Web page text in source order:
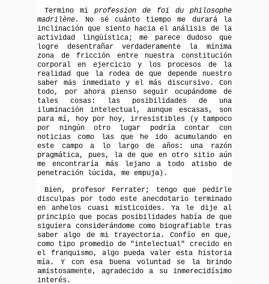
Termino miprofession de foi du philosophe
madrilène.
No sé cuánto tiempo me durará la
inclinación que siento hacia el análisis de la
actividad lingüística; me parece dudoso que
logre desentrañar verdaderamente la mínima
zona de fricción entre nuestra constitución
corporal en ejercicio y los procesos de la
realidad que la rodea de que depende nuestro
saber más inmediato y el más discursivo. Con
todo, por ahora pienso seguir ocupándome de
tales cosas: las posibilidades de una
iluminación intelectual, aunque escasas, son
para mí, hoy por hoy, irresistibles (y tampoco
por ningún otro lugar podría contar con
noticias como las que he ido acumulando en
este campo a lo largo de años: una razón
pragmática, pues, la de que en otro sitio aún
me encontraría más lejano a todo atisbo de
penetración lúcida, me empuja).
Bien, profesor Ferrater; tengo que pedirle
disculpas por todo este anecdotario terminado
en anhelos cuasi misticoides. Ya le dije al
principio que pocas posibilidades había de que
siguiera considerándome como biografiable tras
saber algo de mi trayectoria. Confío en que,
como tipo promedio de "intelectual" crecido en
el franquismo, algo pueda valer esta historia
mía. Y con esa buena voluntad se la brindo
amistosamente, agradecido a su inmerecidísimo
interés.